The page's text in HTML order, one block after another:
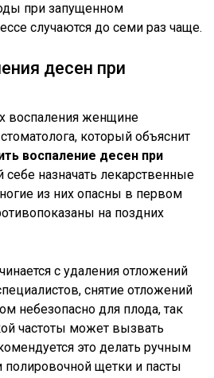
при запущенном
случаются до семи раз чаще.
десен при
воспаления женщине
который объяснит
воспаление десен при
себе назначать лекарственные
из них опасны в первом
на поздних
с удаления отложений
снятие отложений
небезопасно для плода, так
частоты может вызвать
это делать ручным
щетки и пасты